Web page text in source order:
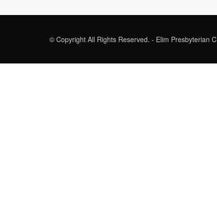
© Copyright All Rights Reserved. - Elim Presbyterian